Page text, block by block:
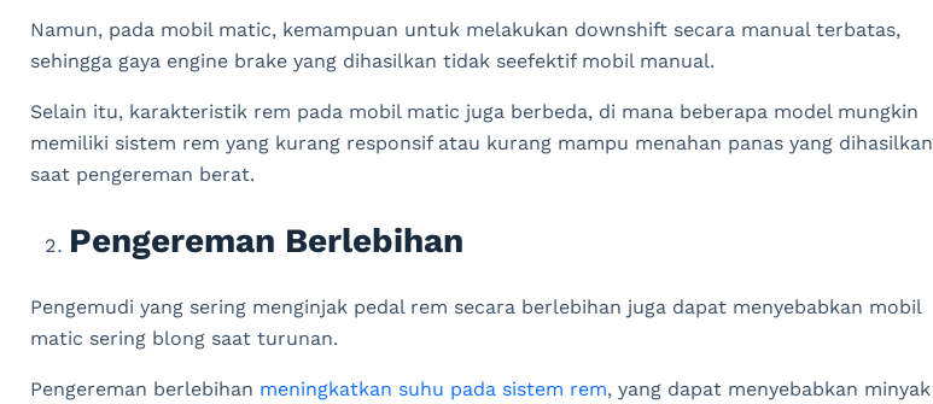
Namun, pada mobil matic, kemampuan untuk melakukan downshift secara manual terbatas,
sehingga gaya engine brake yang dihasilkan tidak seefektif mobil manual.
Selain itu, karakteristik rem pada mobil matic juga berbeda, di mana beberapa model mungkin
memiliki sistem rem yang kurang responsif atau kurang mampu menahan panas yang dihasilkan
saat pengereman berat.
Pengereman Berlebihan
Pengemudi yang sering menginjak pedal rem secara berlebihan juga dapat menyebabkan mobil
matic sering blong saat turunan.
Pengereman berlebihan meningkatkan suhu pada sistem rem, yang dapat menyebabkan minyak